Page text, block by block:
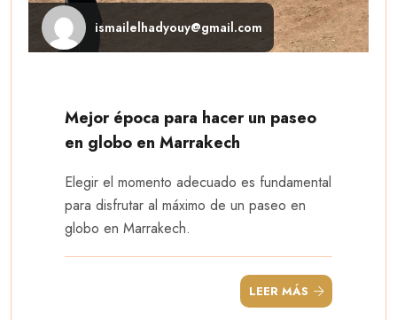
ismailelhadyouy@gmail.com
Mejor época para hacer un paseo
en globo en Marrakech
Elegir el momento adecuado es fundamental
para disfrutar al máximo de un paseo en
globo en Marrakech.
LEER MÁS